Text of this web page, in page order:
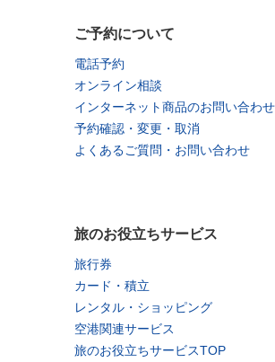
ご予約について
電話予約
オンライン相談
インターネット商品のお問い合わせ
予約確認・変更・取消
よくあるご質問・お問い合わせ
旅のお役立ちサービス
旅行券
カード・積立
レンタル・ショッピング
空港関連サービス
旅のお役立ちサービスTOP